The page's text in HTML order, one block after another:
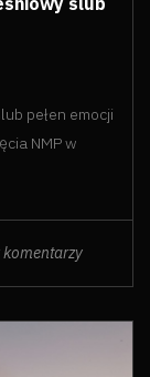
pełen emocji
NMP w